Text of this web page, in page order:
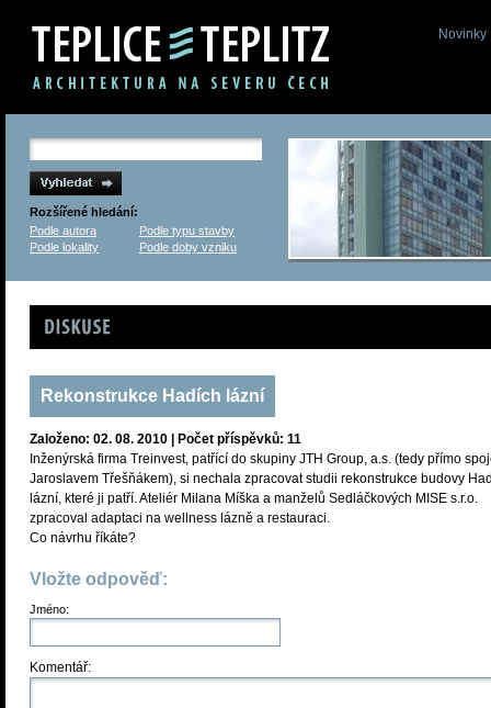
Novinky
Rozšířené hledání:
Podle autora
Podle typu stavby
Podle lokality
Podle doby vzniku
Diskuse
Rekonstrukce Hadích lázní
Založeno: 02. 08. 2010 | Počet příspěvků: 11
Inženýrská firma Treinvest, patřící do skupiny JTH Group, a.s. (tedy přímo
Jaroslavem Třešňákem), si nechala zpracovat studii rekonstrukce budovy
lázní, které ji patří. Ateliér Milana Míška a manželů Sedláčkových MISE s.r.o.
zpracoval adaptaci na wellness lázně a restauraci.
Co návrhu říkáte?
Vložte odpověď:
Jméno:
Komentář: